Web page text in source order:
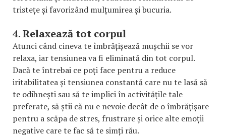
tristețe și favorizând mulțumirea și bucuria.
4. Relaxează tot corpul
Atunci când cineva te îmbrățișează mușchii se vor
relaxa, iar tensiunea va fi eliminată din tot corpul.
Dacă te întrebai ce poți face pentru a reduce
iritabilitatea și tensiunea constantă care nu te lasă să
te odihnești sau să te implici în activitățile tale
preferate, să știi că nu e nevoie decât de o îmbrățișare
pentru a scăpa de stres, frustrare și orice alte emoții
negative care te fac să te simți rău.